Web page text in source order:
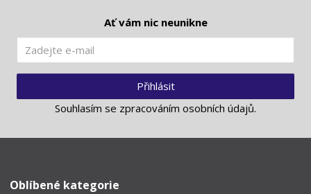
Ať vám nic neunikne
Přihlásit
Souhlasím se zpracováním osobních údajů.
Oblíbené kategorie